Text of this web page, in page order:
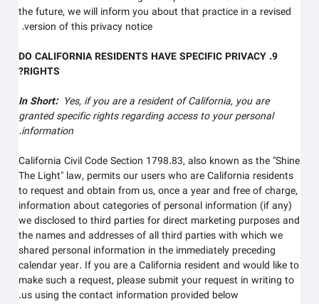
the future, we will inform you about that practice in a revised
version of this privacy notice.
9. DO CALIFORNIA RESIDENTS HAVE SPECIFIC PRIVACY
RIGHTS?
In Short:Yes, if you are a resident of California, you are
granted specific rights regarding access to your personal
information.
California Civil Code Section 1798.83, also known as the "Shine
The Light" law, permits our users who are California residents
to request and obtain from us, once a year and free of charge,
information about categories of personal information (if any)
we disclosed to third parties for direct marketing purposes and
the names and addresses of all third parties with which we
shared personal information in the immediately preceding
calendar year. If you are a California resident and would like to
make such a request, please submit your request in writing to
us using the contact information provided below.